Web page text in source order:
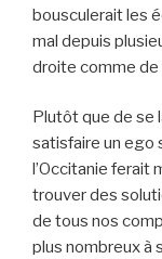
bousculerait les
mal depuis
droite comme de
Plutôt que de se
satisfaire un ego
l’Occitanie ferait
trouver des
de tous nos
plus nombreux à